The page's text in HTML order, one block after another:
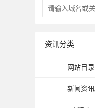
资讯分类
网站目录
新闻资讯